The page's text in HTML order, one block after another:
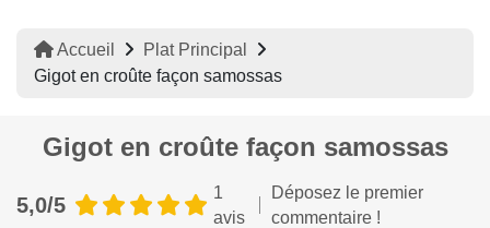
Accueil
Plat Principal
Gigot en croûte façon samossas
Gigot en croûte façon samossas
5,0/5
1
avis
Déposez le premier
commentaire !